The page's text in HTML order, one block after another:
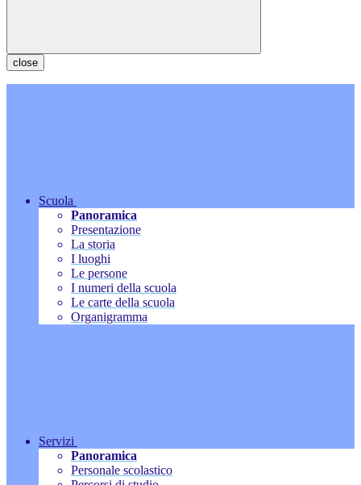
close
Scuola
Panoramica
Presentazione
La storia
I luoghi
Le persone
I numeri della scuola
Le carte della scuola
Organigramma
Servizi
Panoramica
Personale scolastico